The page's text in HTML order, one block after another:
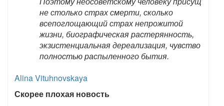
не столько страх смерти, сколько
всепоглощающий страх непрожитой
жизни, биографическая растерянность,
экзистенциальная дереализация, чувство
полностью распыленного бытия.
Alina Vituhnovskaya
Скорее плохая новость